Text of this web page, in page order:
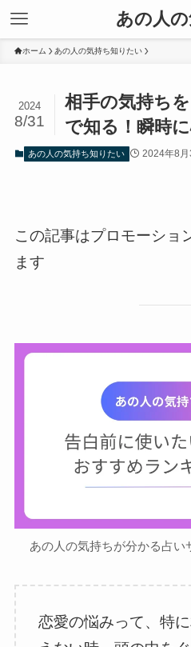
あの人
ホーム あの人の気持ち知りたい
相手の気持ち
で知る！瞬時
2024
8/31
あの人の気持ち知りたい 2024年8月
この記事はプロモーショ
ます
あの人の気持ちが分かる占い
恋愛の悩みって、特